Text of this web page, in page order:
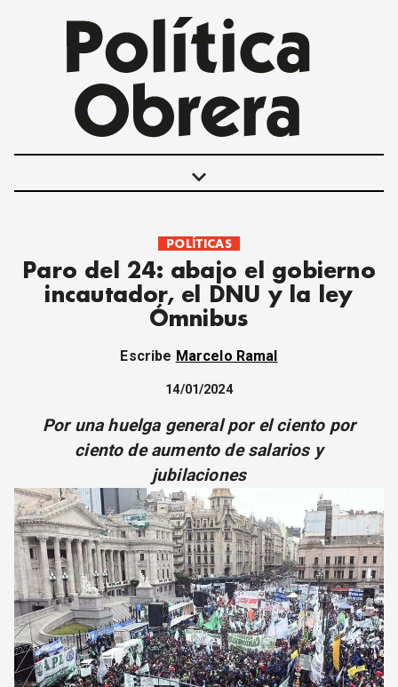
keyboard_arrow_down
POLÍTICAS
INTERNACIONALES
MOVIMIENTO OBRERO
MUJER
SOCIEDAD Y CULTURA
JUVENTUD
DEBATE
ARCHIVO
DECLARACIONES
OPINIÓN
ALTAMIRA RESPONDE
Política Obrera Revista
CONTACTO
POLÍTICAS
Paro del 24: abajo el gobierno
incautador, el DNU y la ley
Ómnibus
Escribe Marcelo Ramal
14/01/2024
Por una huelga general por el ciento por
ciento de aumento de salarios y
jubilaciones